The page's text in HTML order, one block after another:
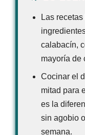
Las
calabacín,
mayoría de
Cocinar el
mitad para
es la
sin agobio
semana.